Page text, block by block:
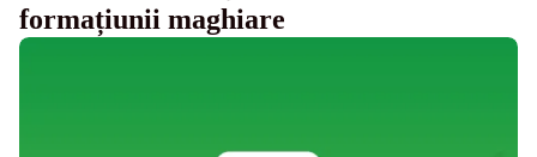
formațiunii maghiare